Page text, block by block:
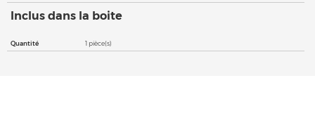
Inclus dans la boite
Quantité 1 pièce(s)